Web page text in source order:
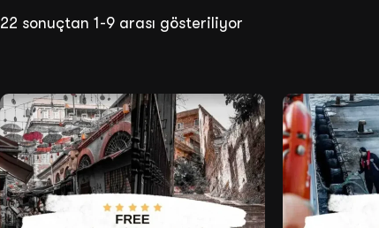
22 sonuçtan 1-9 arası gösteriliyor
Satış